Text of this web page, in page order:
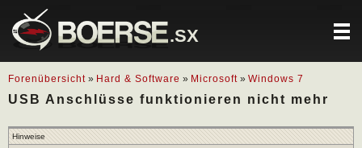
.SX
Forenübersicht » Hard & Software » Microsoft » Windows 7
USB Anschlüsse funktionieren nicht mehr
Hinweise